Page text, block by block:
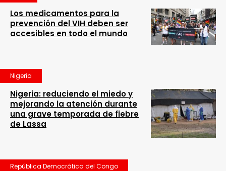
Los medicamentos para la
prevención del VIH deben ser
accesibles en todo el mundo
Nigeria
Nigeria: reduciendo el miedo y
mejorando la atención durante
una grave temporada de fiebre
de Lassa
República Democrática del Congo